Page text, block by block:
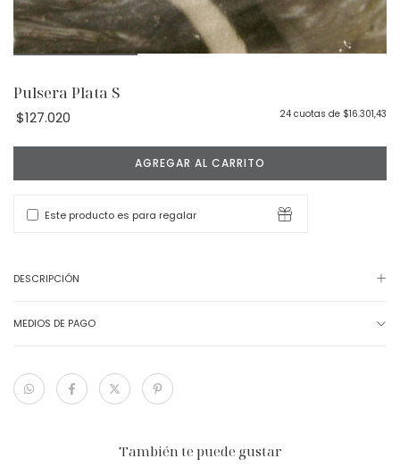
Pulsera Plata S
$127.020 24 cuotas de $16.301,43
Este producto es para regalar
DESCRIPCIÓN
MEDIOS DE PAGO
También te puede gustar